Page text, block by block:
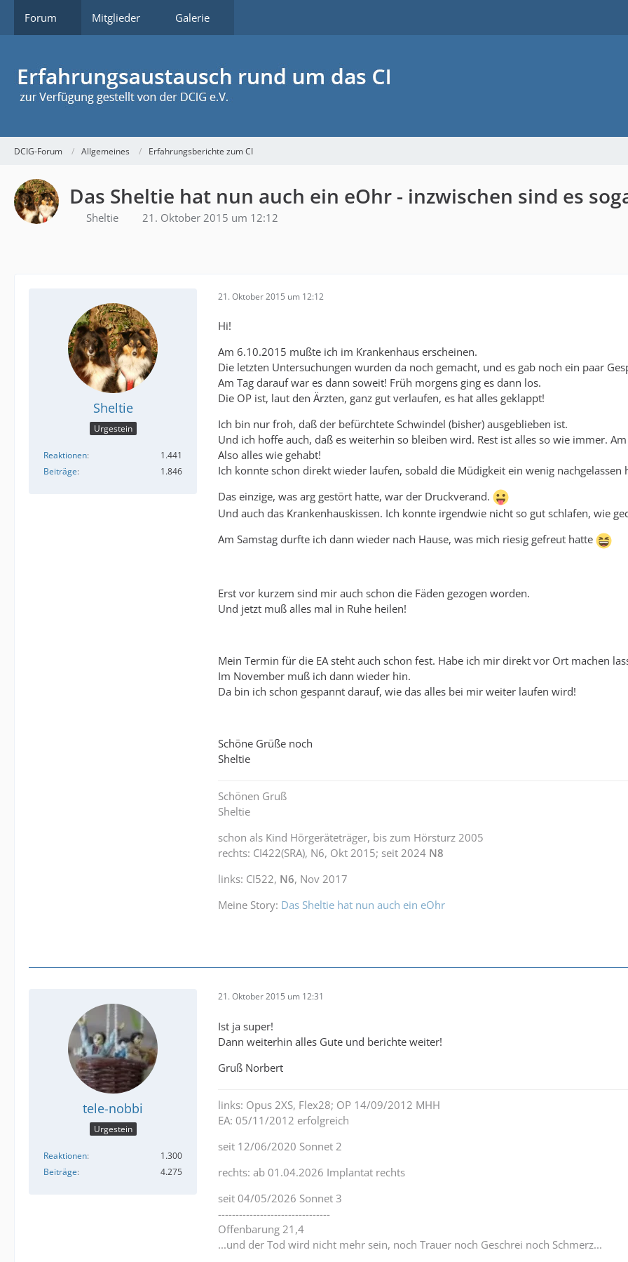
Forum Mitglieder Galerie
DCIG-Forum Allgemeines Erfahrungsberichte zum CI
Das Sheltie hat nun auch ein eOhr - inzwischen sind es
Sheltie 21. Oktober 2015 um 12:12
Sheltie
Urgestein
Reaktionen
1.441
Beiträge
1.846
21. Oktober 2015 um 12:12
Hi!
Am 6.10.2015 mußte ich im Krankenhaus erscheinen.
Die letzten Untersuchungen wurden da noch gemacht, und es gab noch ein paar
Am Tag darauf war es dann soweit! Früh morgens ging es dann los.
Die OP ist, laut den Ärzten, ganz gut verlaufen, es hat alles geklappt!
Ich bin nur froh, daß der befürchtete Schwindel (bisher) ausgeblieben ist.
Und ich hoffe auch, daß es weiterhin so bleiben wird. Rest ist alles so wie immer.
Also alles wie gehabt!
Ich konnte schon direkt wieder laufen, sobald die Müdigkeit ein wenig nachgelassen
Das einzige, was arg gestört hatte, war der Druckverand.
Und auch das Krankenhauskissen. Ich konnte irgendwie nicht so gut schlafen, wie
Am Samstag durfte ich dann wieder nach Hause, was mich riesig gefreut hatte
Erst vor kurzem sind mir auch schon die Fäden gezogen worden.
Und jetzt muß alles mal in Ruhe heilen!
Mein Termin für die EA steht auch schon fest. Habe ich mir direkt vor Ort machen
Im November muß ich dann wieder hin.
Da bin ich schon gespannt darauf, wie das alles bei mir weiter laufen wird!
Schöne Grüße noch
Sheltie
Schönen Gruß
Sheltie
schon als Kind Hörgeräteträger, bis zum Hörsturz 2005
rechts: CI422(SRA), N6, Okt 2015; seit 2024 N8
links: CI522, N6, Nov 2017
Meine Story: Das Sheltie hat nun auch ein eOhr
tele-nobbi
Urgestein
Reaktionen
1.300
Beiträge
4.275
21. Oktober 2015 um 12:31
Ist ja super!
Dann weiterhin alles Gute und berichte weiter!
Gruß Norbert
links: Opus 2XS, Flex28; OP 14/09/2012 MHH
EA: 05/11/2012 erfolgreich
seit 12/06/2020 Sonnet 2
rechts: ab 01.04.2026 Implantat rechts
seit 04/05/2026 Sonnet 3
--------------------------------
Offenbarung 21,4
...und der Tod wird nicht mehr sein, noch Trauer noch Geschrei noch Schmerz...